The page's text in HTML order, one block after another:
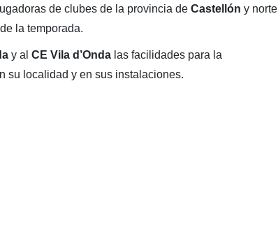
de clubes de la provincia de Castellón y norte
la temporada.
y al CE Vila d’Onda las facilidades para la
su localidad y en sus instalaciones.